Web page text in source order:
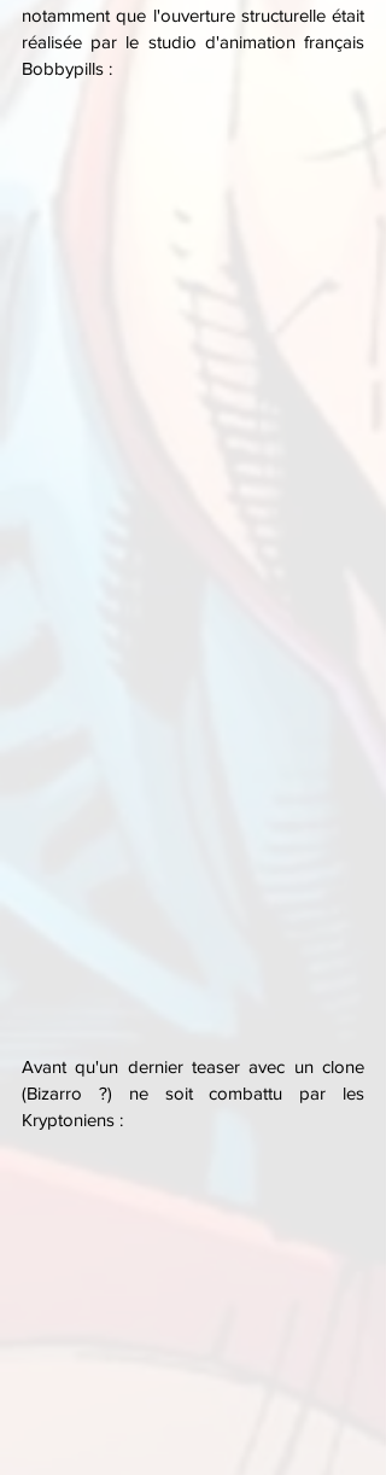
notamment que l'ouverture structurelle était
réalisée par le studio d'animation français
Bobbypills :
Avant qu'un dernier teaser avec un clone
(Bizarro ?) ne soit combattu par les
Kryptoniens :